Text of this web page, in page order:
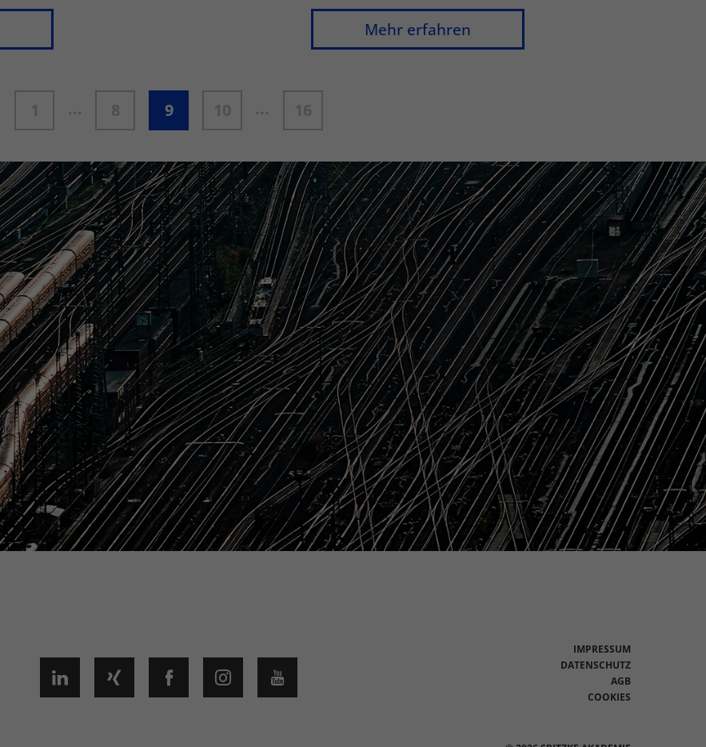
Mehr erfahren
1 ... 8 9 10 ... 16
IMPRESSUM
DATENSCHUTZ
AGB
COOKIES